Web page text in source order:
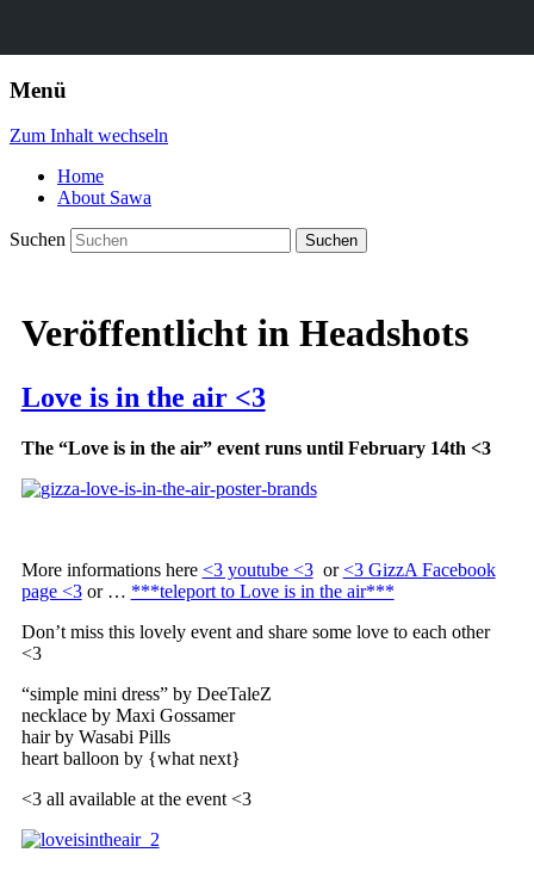
Menü
Zum Inhalt wechseln
Home
About Sawa
Suchen
Veröffentlicht in Headshots
Love is in the air <3
The “Love is in the air” event runs until February 14th <3
More informations here <3 youtube <3or<3 GizzA Facebook
page <3or … ***teleport to Love is in the air***
Don’t miss this lovely event and share some love to each other
<3
“simple mini dress” by DeeTaleZ
necklace by Maxi Gossamer
hair by Wasabi Pills
heart balloon by {what next}
<3 all available at the event <3